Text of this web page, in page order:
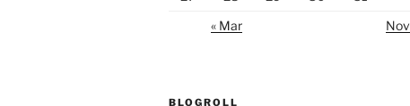
« Mar
BLOGROLL